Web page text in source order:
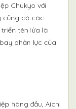
Chukyo với
cũng có các
tên lửa là
phản lực của
hàng đầu, Aichi